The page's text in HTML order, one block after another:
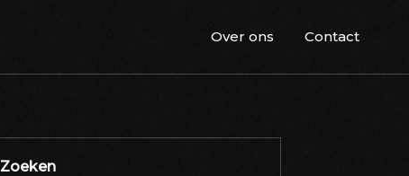
Over ons Contact
Zoeken